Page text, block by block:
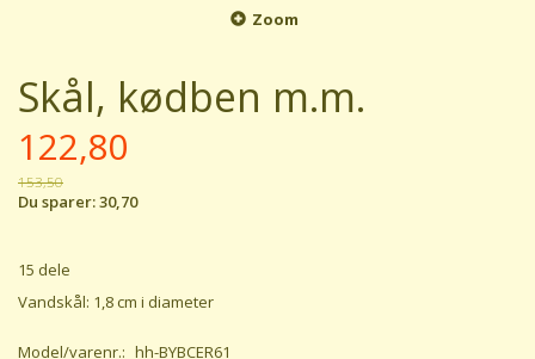
Zoom
Skål, kødben m.m.
122,80
153,50
Du sparer:30,70
15 dele
Vandskål: 1,8 cm i diameter
Model/varenr.: hh-BYBCER61